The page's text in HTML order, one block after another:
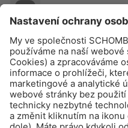
© Schomburg.
Design &